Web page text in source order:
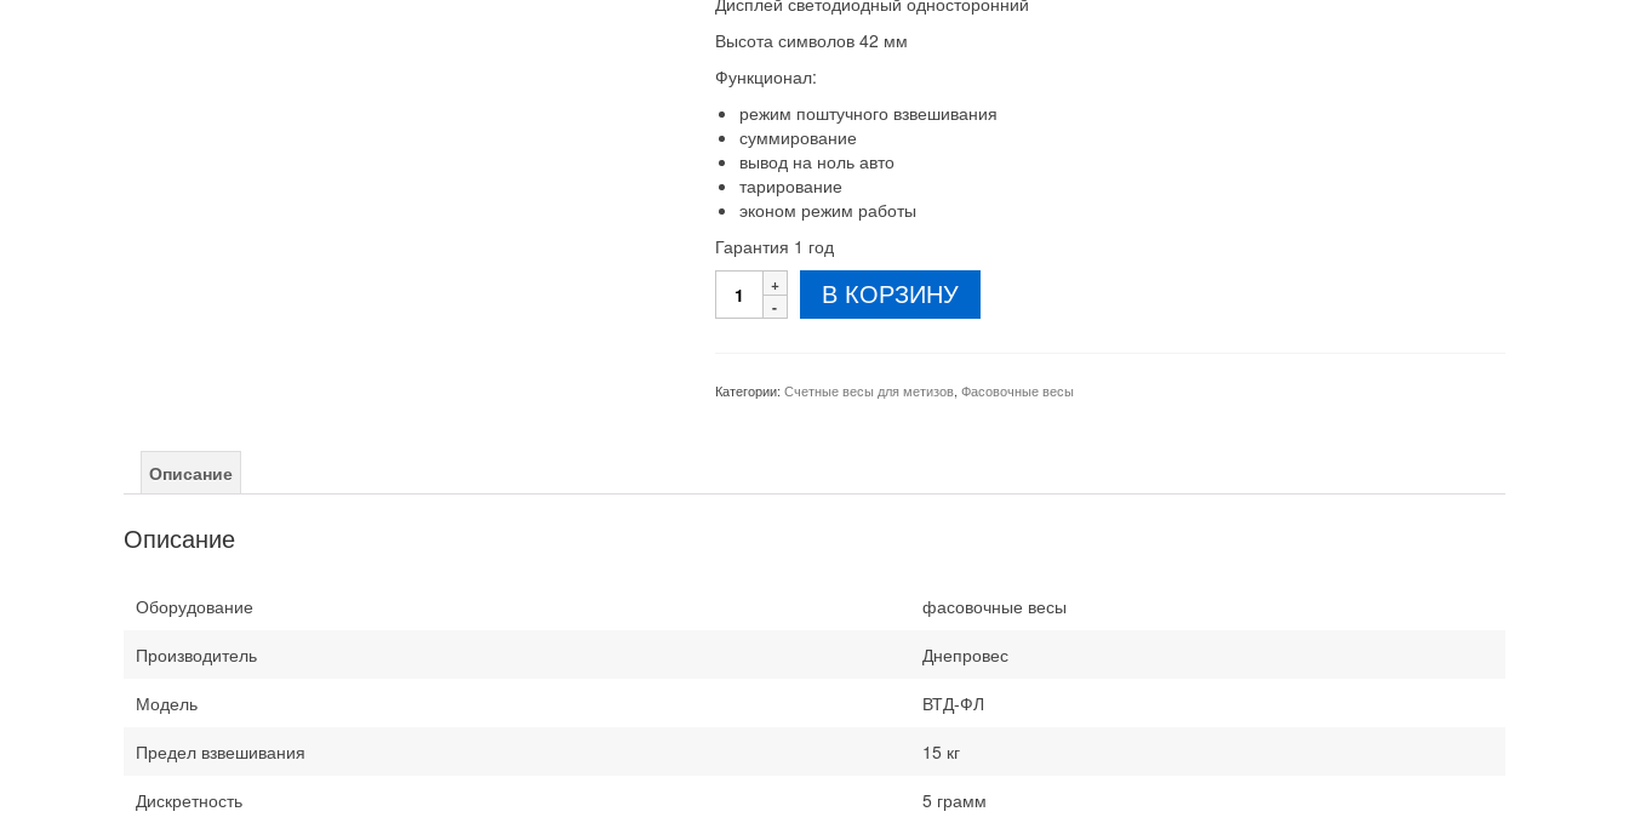
Высота символов 42 мм
Функционал:
режим поштучного взвешивания
суммирование
вывод на ноль авто
тарирование
эконом режим работы
Гарантия 1 год
Количество
товара
15
В КОРЗИНУ
Категории: Счетные весы для метизов, Фасовочные весы
Описание
Описание
Оборудование
фасовочные весы
Производитель
Днепровес
Модель
ВТД-ФЛ
Предел взвешивания
15 кг
Дискретность
5 грамм